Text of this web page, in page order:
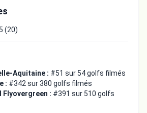
(20)
Aquitaine : #51 sur 54 golfs filmés
: #342 sur 380 golfs filmés
Flyovergreen : #391 sur 510 golfs